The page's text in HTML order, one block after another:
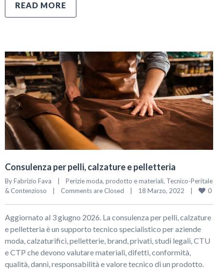
READ MORE
Consulenza per pelli, calzature e pelletteria
By Fabrizio Fava | Perizie moda, prodotto e materiali, Tecnico-Peritale
& Contenzioso
| Comments are Closed | 18 Marzo, 2022 | 0
Aggiornato al 3 giugno 2026. La consulenza per pelli, calzature
e pelletteria è un supporto tecnico specialistico per aziende
moda, calzaturifici, pelletterie, brand, privati, studi legali, CTU
e CTP che devono valutare materiali, difetti, conformità,
qualità, danni, responsabilità e valore tecnico di un prodotto.